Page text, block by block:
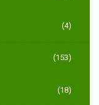
(4)
(153)
(18)